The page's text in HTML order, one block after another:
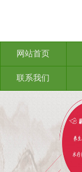
网站首页
联系我们